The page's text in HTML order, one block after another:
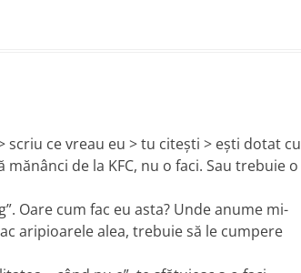
ce vreau eu > tu citeşti > eşti dotat cu
de la KFC, nu o faci. Sau trebuie o
Oare cum fac eu asta? Unde anume mi-
aripioarele alea, trebuie să le cumpere